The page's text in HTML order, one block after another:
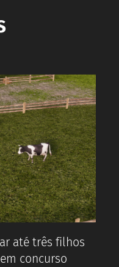
até três filhos
concurso